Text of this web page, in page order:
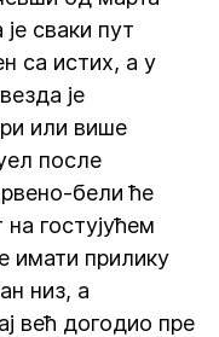
сваки пут
са истих, а у
је
или више
после
бели ће
гостујућем
имати прилику
низ, а
већ догодио пре